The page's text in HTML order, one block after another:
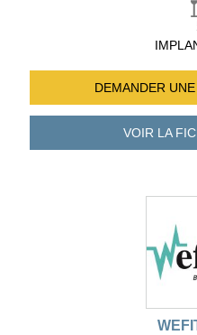
DEMANDER UNE
VOIR LA